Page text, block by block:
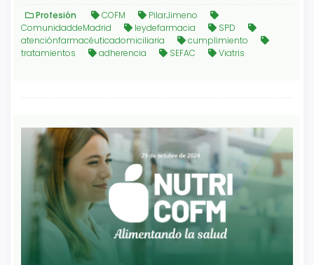
Profesión COFM
PilarJimeno
ComunidaddeMadrid
leydefarmacia
SPD
atenciónfarmacéuticadomiciliaria
cumplimiento
tratamientos
adherencia SEFAC Viatris